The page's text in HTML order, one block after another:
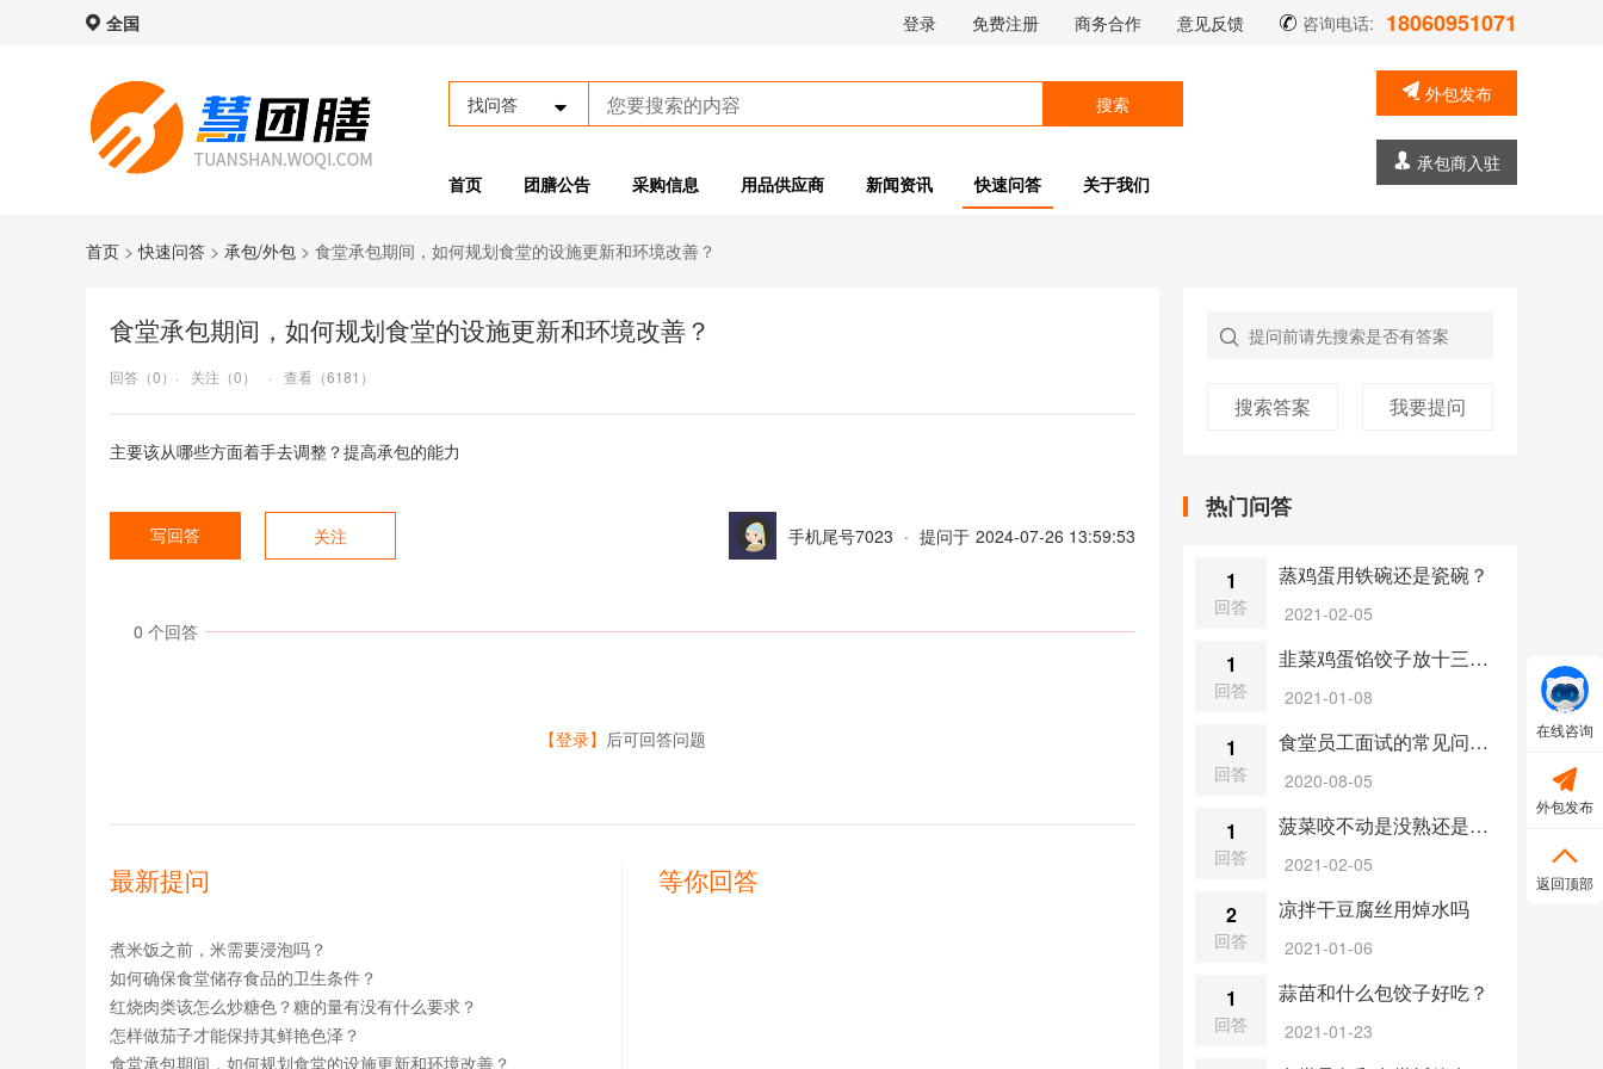
全国 登录 免费注册 商务合作 意见反馈 咨询电话: 18060951071
找问答  搜索
首页 团膳公告 采购信息 用品供应商 新闻资讯 快速问答 关于我们
外包发布
承包商入驻
首页 >快速问答 > 承包/外包 > 食堂承包期间，如何规划食堂的设施更新和环境改善？
食堂承包期间，如何规划食堂的设施更新和环境改善？
回答（0） · 关注（0） · 查看（6181）
主要该从哪些方面着手去调整？提高承包的能力
写回答 关注 手机尾号7023 · 提问于 2024-07-26 13:59:53
0 个回答
【登录】 后可回答问题
最新提问
煮米饭之前，米需要浸泡吗？
如何确保食堂储存食品的卫生条件？
红烧肉类该怎么炒糖色？糖的量有没有什么要求？
怎样做茄子才能保持其鲜艳色泽？
食堂承包期间，如何规划食堂的设施更新和环境改善？
等你回答

搜索答案 我要提问
热门问答
1
回答
蒸鸡蛋用铁碗还是瓷碗？
2021-02-05
1
回答
韭菜鸡蛋馅饺子放十三香吗？
2021-01-08
1
回答
食堂员工面试的常见问题有哪些?
2020-08-05
1
回答
菠菜咬不动是没熟还是老了？
2021-02-05
2
回答
凉拌干豆腐丝用焯水吗
2021-01-06
1
回答
蒜苗和什么包饺子好吃？
2021-01-23
在线咨询

外包发布

返回顶部